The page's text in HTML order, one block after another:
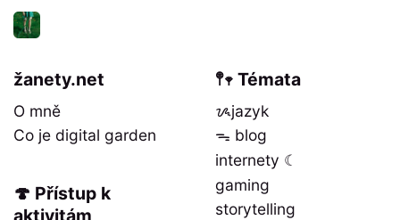
žanety.net
O mně
Co je digital garden
𖤣𖥧 Témata
ᝰjazyk
ᯓ blog
internety ☾
gaming
storytelling
🍄 Přístup k